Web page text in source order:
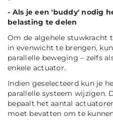
- Als je een 'buddy' nodig
belasting te delen
Om de algehele stuwkracht
in evenwicht te brengen,
parallelle beweging – zelfs
enkele actuator.
Indien geselecteerd kun je
parallelle systeem wijzigen.
bepaalt het aantal
moet bevatten om te